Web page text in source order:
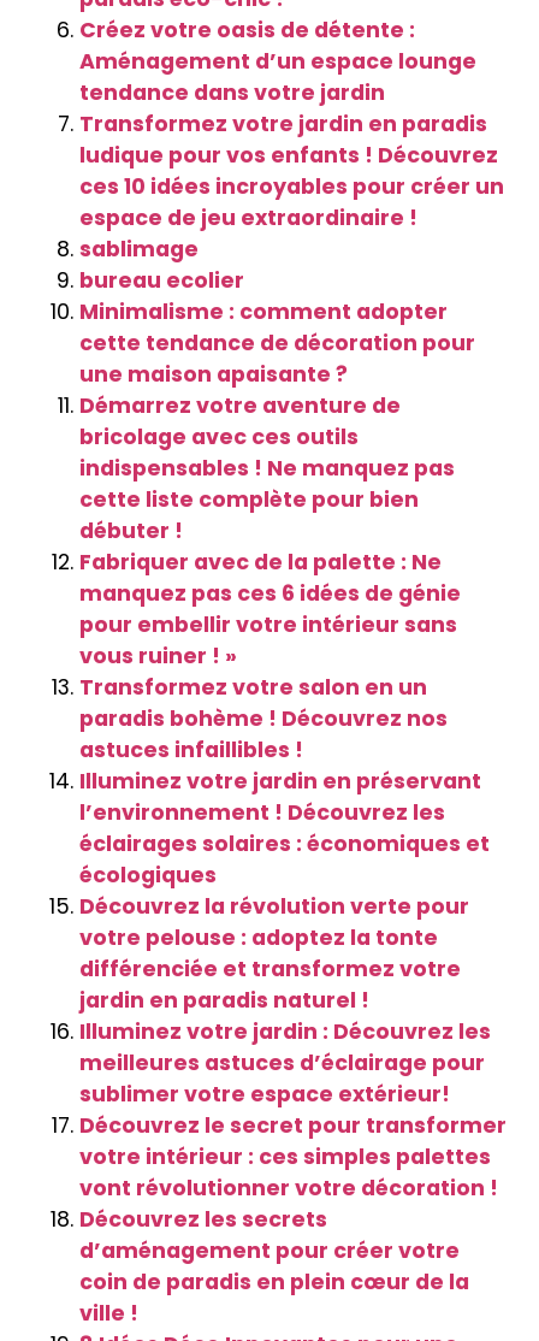
Créez votre oasis de détente :
Aménagement d’un espace lounge
tendance dans votre jardin
Transformez votre jardin en paradis
ludique pour vos enfants ! Découvrez
ces 10 idées incroyables pour créer un
espace de jeu extraordinaire !
sablimage
bureau ecolier
Minimalisme : comment adopter
cette tendance de décoration pour
une maison apaisante ?
Démarrez votre aventure de
bricolage avec ces outils
indispensables ! Ne manquez pas
cette liste complète pour bien
débuter !
Fabriquer avec de la palette : Ne
manquez pas ces 6 idées de génie
pour embellir votre intérieur sans
vous ruiner ! »
Transformez votre salon en un
paradis bohème ! Découvrez nos
astuces infaillibles !
Illuminez votre jardin en préservant
l’environnement ! Découvrez les
éclairages solaires : économiques et
écologiques
Découvrez la révolution verte pour
votre pelouse : adoptez la tonte
différenciée et transformez votre
jardin en paradis naturel !
Illuminez votre jardin : Découvrez les
meilleures astuces d’éclairage pour
sublimer votre espace extérieur!
Découvrez le secret pour transformer
votre intérieur : ces simples palettes
vont révolutionner votre décoration !
Découvrez les secrets
d’aménagement pour créer votre
coin de paradis en plein cœur de la
ville !